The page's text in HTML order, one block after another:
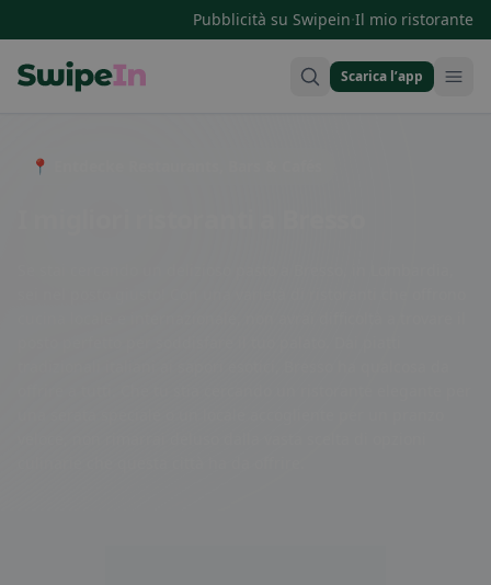
Pubblicità su Swipein·Il mio ristorante
Scarica l’app
📍 Entdecke Restaurants, Bars & Cafés